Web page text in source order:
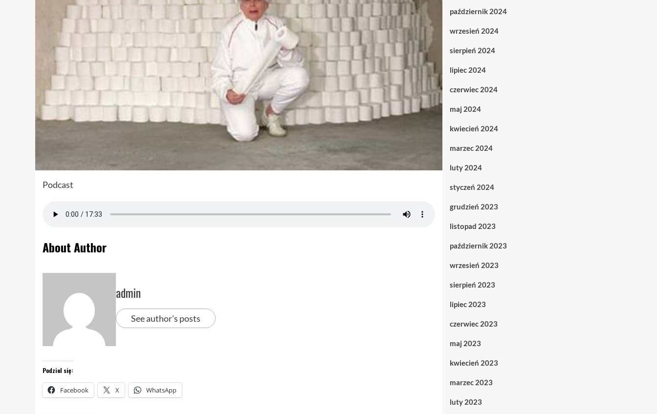
Podcast
About Author
admin
See author's posts
Podziel się:
Facebook X WhatsApp
październik 2024
wrzesień 2024
sierpień 2024
lipiec 2024
czerwiec 2024
maj 2024
kwiecień 2024
marzec 2024
luty 2024
styczeń 2024
grudzień 2023
listopad 2023
październik 2023
wrzesień 2023
sierpień 2023
lipiec 2023
czerwiec 2023
maj 2023
kwiecień 2023
marzec 2023
luty 2023